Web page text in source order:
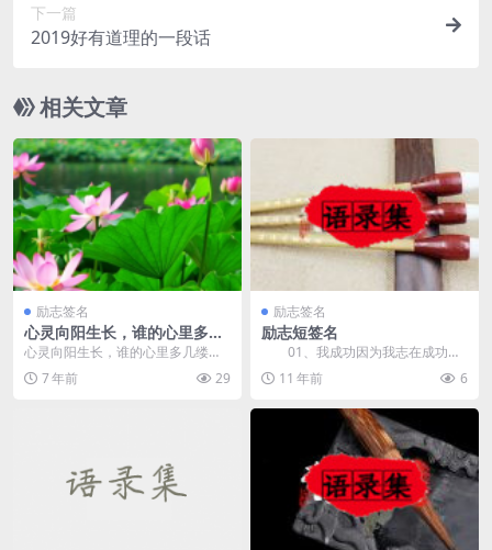
下一篇
2019好有道理的一段话
相关文章
励志签名
心灵向阳生长，谁的心里多几
缕
心灵向阳生长，谁的心里多几缕
光，那是因为他更向往！ 1.生命太
短暂了，今天放弃，...
7 年前 29
励志签名
励志短签名
01、我成功因为我志在成功！
02、一个有信念者所开发出
的...11 年前 6